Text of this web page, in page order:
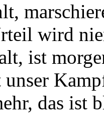
wird
ist
das ist